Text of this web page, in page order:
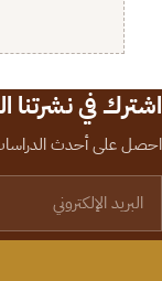
اشترك في نشرتنا
احصل على أحدث الدراسات